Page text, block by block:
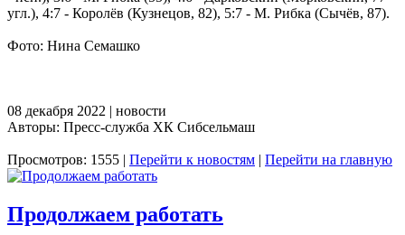
угл.), 4:7 - Королёв (Кузнецов, 82), 5:7 - М. Рибка (Сычёв, 87).
Фото: Нина Семашко
08 декабря 2022 | новости
Авторы: Пресс-служба ХК Сибсельмаш
Просмотров: 1555 | Перейти к новостям | Перейти на главную
Продолжаем работать